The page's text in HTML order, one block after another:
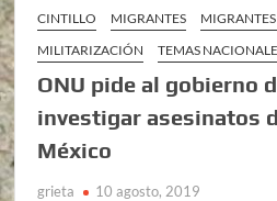
CINTILLO MIGRANTES
MILITARIZACIÓN
TEMAS
ONU pide al gobierno
investigar asesinatos
México
grieta 10 agosto, 2019